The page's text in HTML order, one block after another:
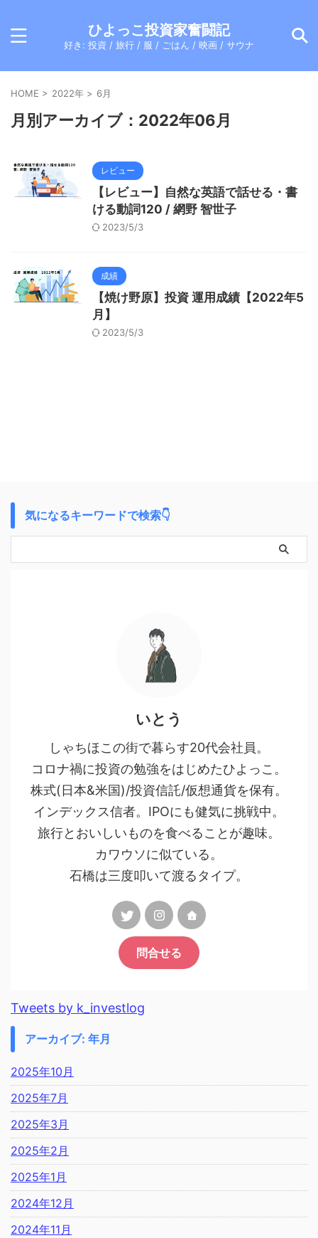
ひよっこ投資家奮闘記
好き: 投資 / 旅行 / 服 / ごはん / 映画 / サウナ
HOME > 2022年 > 6月
月別アーカイブ：2022年06月
レビュー
【レビュー】自然な英語で話せる・書
ける動詞120 / 網野 智世子
2023/5/3
成績
【焼け野原】投資 運用成績【2022年5
月】
2023/5/3
気になるキーワードで検索👇
いとう
しゃちほこの街で暮らす20代会社員。
コロナ禍に投資の勉強をはじめたひよっこ。
株式(日本&米国)/投資信託/仮想通貨を保有。
インデックス信者。IPOにも健気に挑戦中。
旅行とおいしいものを食べることが趣味。
カワウソに似ている。
石橋は三度叩いて渡るタイプ。
問合せる
Tweets by k_investlog
アーカイブ: 年月
2025年10月
2025年7月
2025年3月
2025年2月
2025年1月
2024年12月
2024年11月